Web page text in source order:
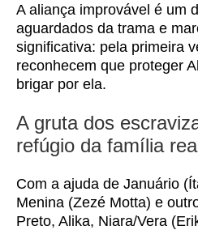
A aliança improvável é um
aguardados da trama e
significativa: pela primeira
reconhecem que proteger
brigar por ela.
A gruta dos
refúgio da família
Com a ajuda de Januário
Menina (Zezé Motta) e
Preto, Alika, Niara/Vera